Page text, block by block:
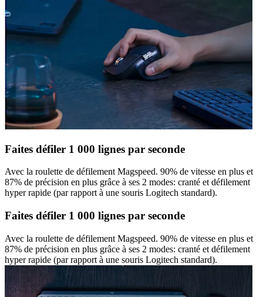
Faites défiler 1 000 lignes par seconde
Avec la roulette de défilement Magspeed. 90% de vitesse en plus et
87% de précision en plus grâce à ses 2 modes: cranté et défilement
hyper rapide (par rapport à une souris Logitech standard).
Faites défiler 1 000 lignes par seconde
Avec la roulette de défilement Magspeed. 90% de vitesse en plus et
87% de précision en plus grâce à ses 2 modes: cranté et défilement
hyper rapide (par rapport à une souris Logitech standard).